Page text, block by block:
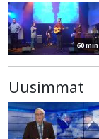
60 min
Uusimmat